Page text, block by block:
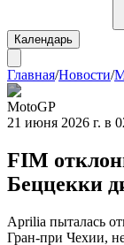
Календарь
Главная/Новости/
MotoGP
21 июня 2026 г. в
FIM
Беццекки
Aprilia пыталась
Гран-при Чехии,